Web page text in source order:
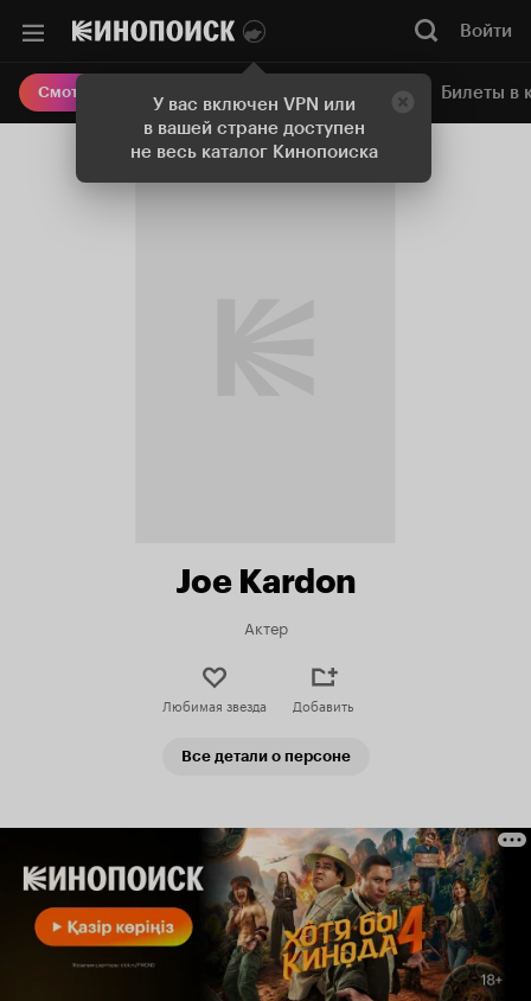
У вас включен VPN или
в вашей стране доступен
не весь каталог Кинопоиска
Войти
Смотреть кино Онлайн-кинотеатр Билеты в
Joe Kardon
Актер
Любимая звезда Добавить
Все детали о персоне